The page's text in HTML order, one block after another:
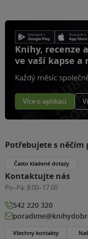
Knihy, recenze
ve vaší kapse a
Každý měsíc
Více o aplikaci
Potřebujete s něčím
Často kladené dotazy
Kontaktujte nás
Po–Pá: 8:00–17:00
542 220 320
Všechny kontakty